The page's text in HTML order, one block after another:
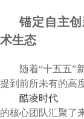
锚定自主
术生态
随着“十五五”
提到前所未有的高
酷凌时代
的核心团队汇聚了